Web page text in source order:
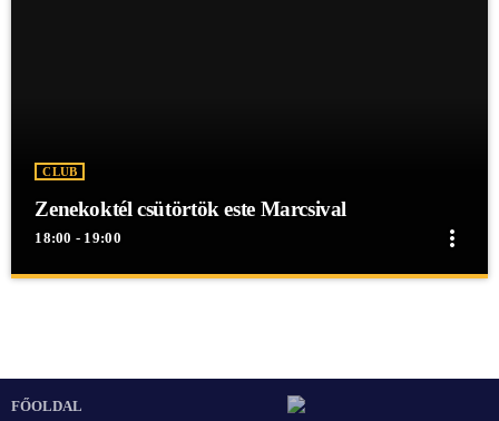
CLUB
Zenekoktél csütörtök este Marcsival
18:00 - 19:00 more_vert
Zenekoktél csütörtök este Marcsival
FŐOLDAL